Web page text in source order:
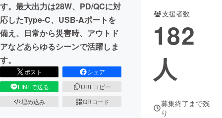
す。最大出力は28W、PD/QCに対
応したType-C、USB-Aポートを
備え、日常から災害時、アウトド
アなどあらゆるシーンで活躍しま
す。
ポスト
シェア
LINEで送る
URLコピー
埋め込み
QRコード
支援者数
182
人
募集終了まで残
り